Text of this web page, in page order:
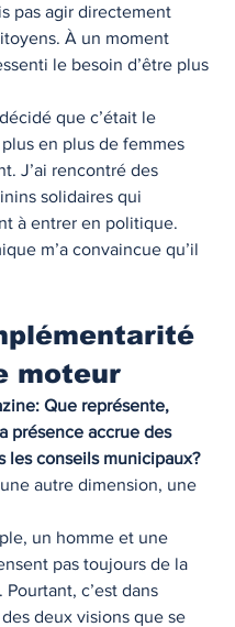
pas agir directement
À un moment
le besoin d’être plus
que c’était le
en plus de femmes
J’ai rencontré des
solidaires qui
à entrer en politique.
m’a convaincue qu’il
moteur
Que représente,
présence accrue des
les conseils municipaux?
autre dimension, une
un homme et une
pas toujours de la
Pourtant, c’est dans
deux visions que se